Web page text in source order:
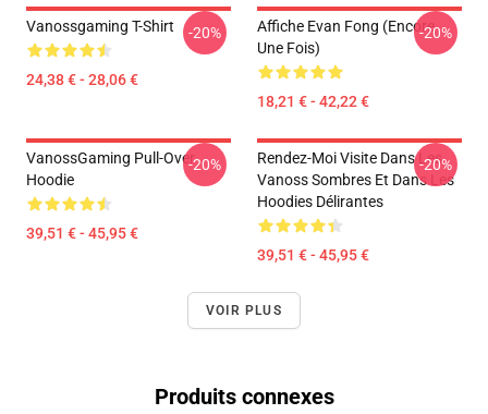
Vanossgaming T-Shirt
24,38 € - 28,06 €
-20%
Affiche Evan Fong (encore
Une Fois)
18,21 € - 42,22 €
-20%
VanossGaming Pull-Over
Hoodie
39,51 € - 45,95 €
-20%
Rendez-Moi Visite Dans Les
Vanoss Sombres Et Dans Les
Hoodies Délirantes
39,51 € - 45,95 €
-20%
VOIR PLUS
Produits connexes